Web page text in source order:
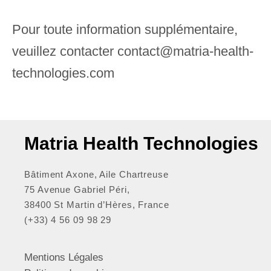
Pour toute information supplémentaire,
veuillez contacter contact@matria-health-
technologies.com
Matria Health Technologies
Bâtiment Axone, Aile Chartreuse
75 Avenue Gabriel Péri,
38400 St Martin d’Hères, France
(+33) 4 56 09 98 29
Mentions Légales